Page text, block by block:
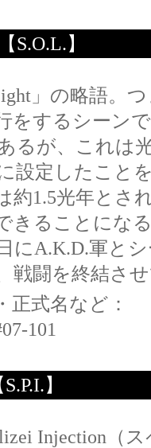
S.O.L.】
Light」の略語
をするシーン
るが、これは
設定したこと
約1.5光年とさ
きることにな
にA.K.D.軍と
戦闘を終結さ
正式名など：
101
】
Injection